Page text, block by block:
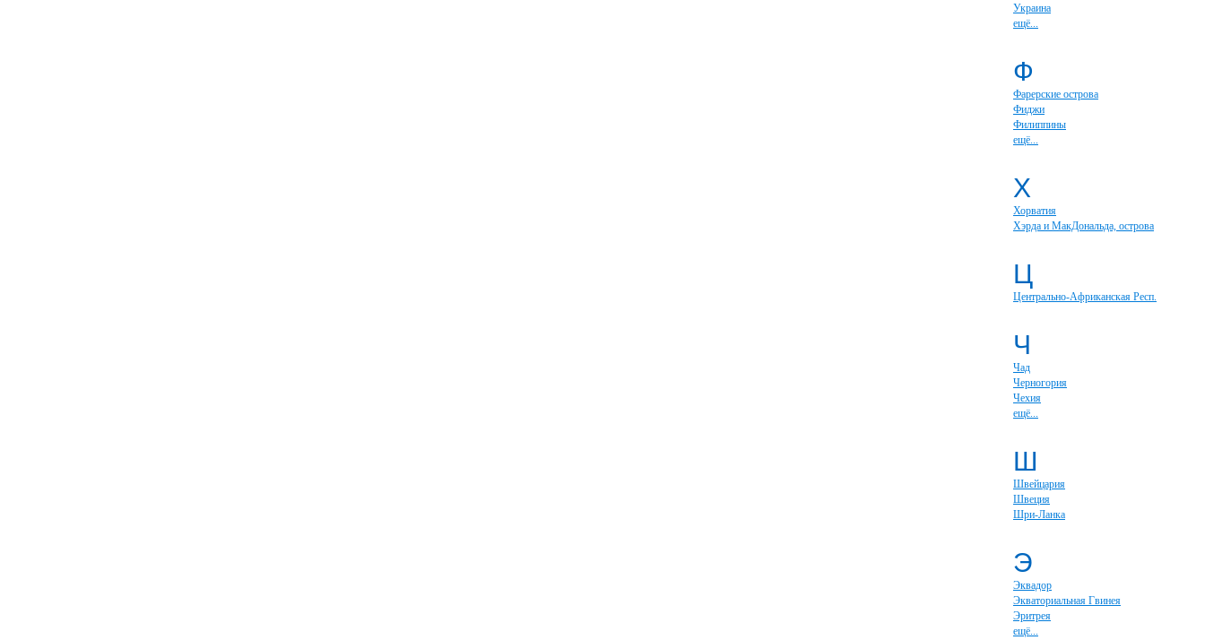
Украина
ещё...
Ф
Фарерские острова
Фиджи
Филиппины
ещё...
Х
Хорватия
Хэрда и МакДональда, острова
Ц
Центрально-Африканская Респ.
Ч
Чад
Черногория
Чехия
ещё...
Ш
Швейцария
Швеция
Шри-Ланка
Э
Эквадор
Экваториальная Гвинея
Эритрея
ещё...